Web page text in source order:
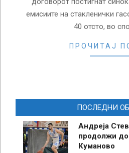
емисиите на стакленички
40 отсто, во
ПРОЧИТАЈ
ПОСЛЕДНИ
Андреја
продолжи
Куманово